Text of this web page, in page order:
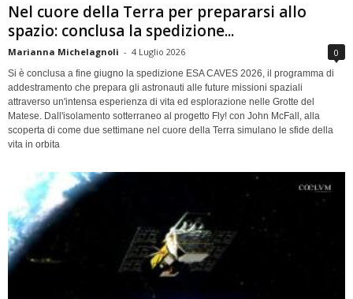
Nel cuore della Terra per prepararsi allo
spazio: conclusa la spedizione...
Marianna Michelagnoli - 4 Luglio 2026 0
Si è conclusa a fine giugno la spedizione ESA CAVES 2026, il programma di
addestramento che prepara gli astronauti alle future missioni spaziali
attraverso un'intensa esperienza di vita ed esplorazione nelle Grotte del
Matese. Dall'isolamento sotterraneo al progetto Fly! con John McFall, alla
scoperta di come due settimane nel cuore della Terra simulano le sfide della
vita in orbita